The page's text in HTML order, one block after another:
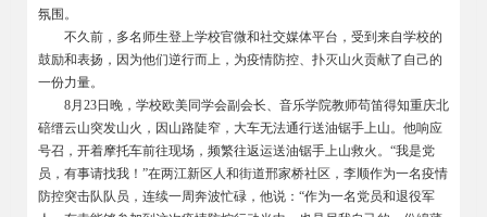
氛围。
不久前，多名师生登上学校官微和社交媒体平台，受到来自学校的
鼓励和表扬，因为他们逆行而上，为疫情防控、扑灭山火贡献了自己的
一份力量。
8月23日晚，学校欧美同学会副会长、音乐学院教师苟笛得知重庆北
碚缙云山突发山火，因山路陡窄，大车无法通行送油锯手上山。他响应
号召，开着摩托车前往现场，频繁往返运送油锯手上山救火。“我是党
员，有事请找我！”在两江新区人和街道邢家桥社区，李顺作为一名疫情
防控突击队队员，连续一周奔波忙碌，他说：“作为一名党员和退役军